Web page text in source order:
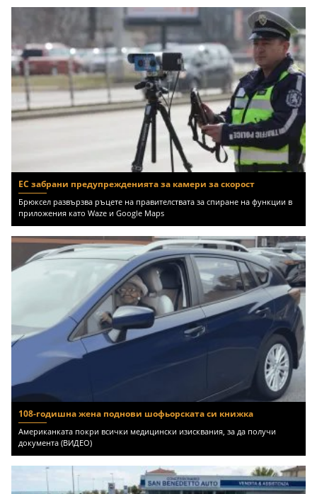
ЕС забрани предупрежденията за камери за скорост
Брюксел развързва ръцете на правителствата за спиране на функции в
приложения като Waze и Google Maps
108-годишна жена поднови шофьорската си книжка
Американката покри всички медицински изисквания, за да получи
документа (ВИДЕО)